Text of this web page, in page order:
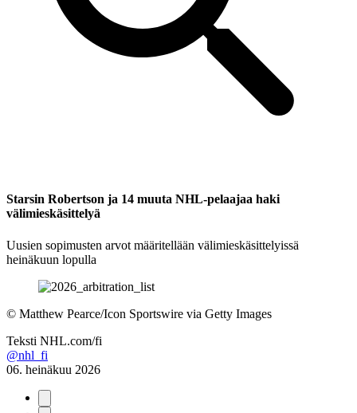
Starsin Robertson ja 14 muuta NHL-pelaajaa haki
välimieskäsittelyä
Uusien sopimusten arvot määritellään välimieskäsittelyissä
heinäkuun lopulla
© Matthew Pearce/Icon Sportswire via Getty Images
Teksti NHL.com/fi
@nhl_fi
06. heinäkuu 2026